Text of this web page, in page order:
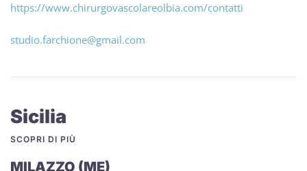
https://www.chirurgovascolareolbia.com/contatti
studio.farchione@gmail.com
Sicilia
SCOPRI DI PIÙ
MILAZZO (ME)